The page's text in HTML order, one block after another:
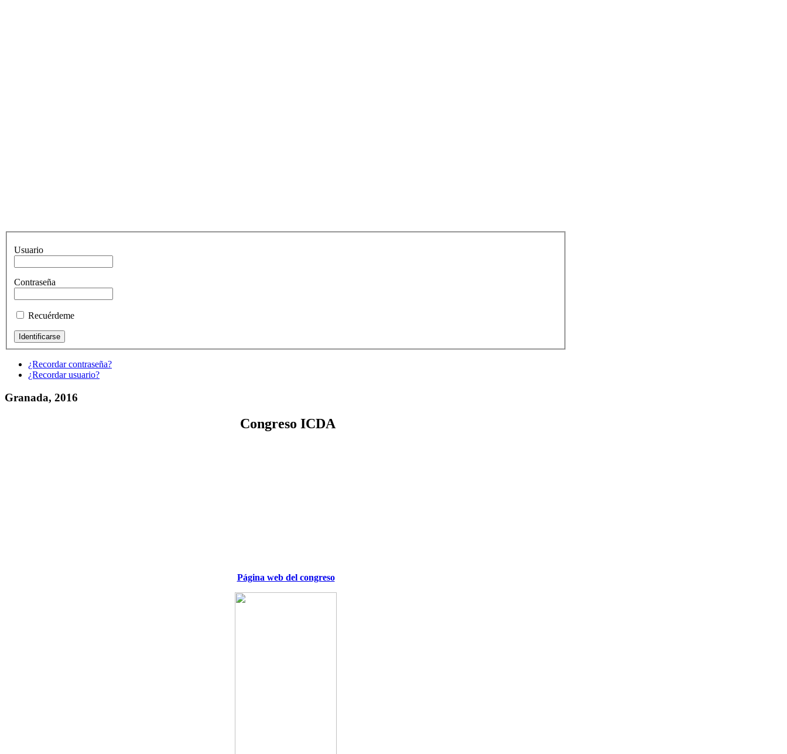
Usuario
Contraseña
Recuérdeme
¿Recordar contraseña?
¿Recordar usuario?
Granada, 2016
Congreso ICDA
Página web del congreso